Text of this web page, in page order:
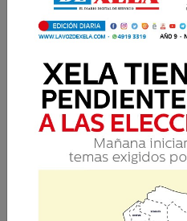
Un regalo
faro de la
Laura Ronquillo 20